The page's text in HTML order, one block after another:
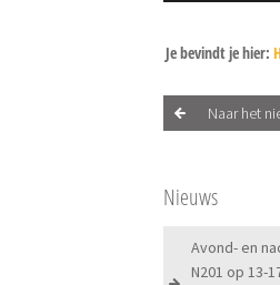
Je bevindt je hier:
Naar het
Nieuws
Avond- en
N201 op 13-